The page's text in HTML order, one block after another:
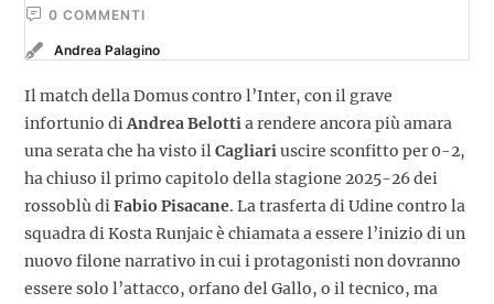
0 COMMENTI
Andrea Palagino
Il match della Domus contro l’Inter, con il grave
infortunio diAndrea Belottia rendere ancora più amara
una serata che ha visto ilCagliariuscire sconfitto per 0-2,
ha chiuso il primo capitolo della stagione 2025-26 dei
rossoblù diFabio Pisacane. La trasferta di Udine contro la
squadra di Kosta Runjaic è chiamata a essere l’inizio di un
nuovo filone narrativo in cui i protagonisti non dovranno
essere solo l’attacco, orfano del Gallo, o il tecnico, ma